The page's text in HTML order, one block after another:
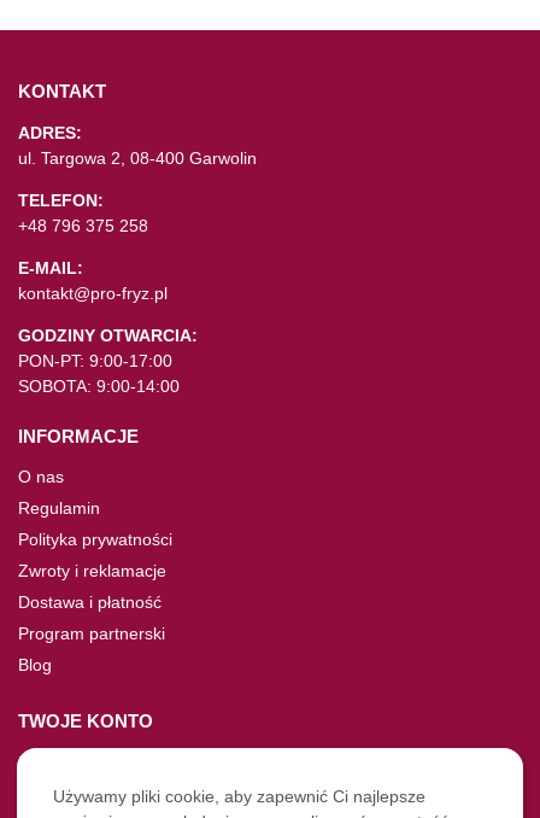
KONTAKT
ADRES:
ul. Targowa 2, 08-400 Garwolin
TELEFON:
+48 796 375 258
E-MAIL:
kontakt@pro-fryz.pl
GODZINY OTWARCIA:
PON-PT: 9:00-17:00
SOBOTA: 9:00-14:00
INFORMACJE
O nas
Regulamin
Polityka prywatności
Zwroty i reklamacje
Dostawa i płatność
Program partnerski
Blog
TWOJE KONTO
Moje konto
Nie pamiętasz hasła?
Używamy pliki cookie, aby zapewnić Ci najlepsze